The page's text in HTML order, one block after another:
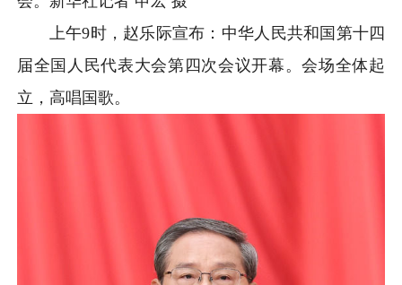
上午9时，赵乐际宣布：中华人民共和国第十四
届全国人民代表大会第四次会议开幕。会场全体起
立，高唱国歌。